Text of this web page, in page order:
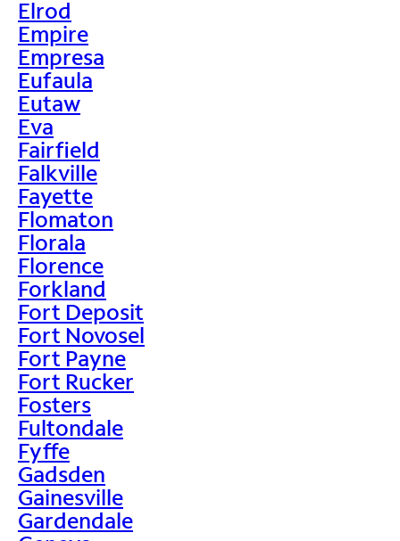
Elrod
Empire
Empresa
Eufaula
Eutaw
Eva
Fairfield
Falkville
Fayette
Flomaton
Florala
Florence
Forkland
Fort Deposit
Fort Novosel
Fort Payne
Fort Rucker
Fosters
Fultondale
Fyffe
Gadsden
Gainesville
Gardendale